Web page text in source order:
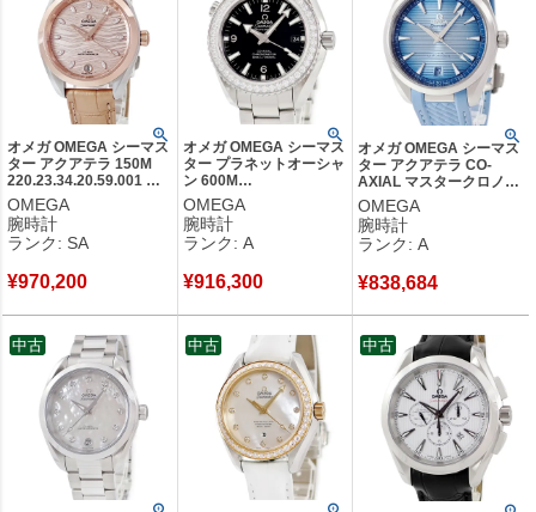
オメガ OMEGA シーマス
ター アクアテラ 150M
220.23.34.20.59.001 新
品同様 K18RG×SS 純正
ダイヤ レディース 腕時
計自動巻き ピンク 【中
古】新品同様品
OMEGA
腕時計
ランク: SA
¥970,200
オメガ OMEGA シーマス
ター プラネットオーシャ
ン 600M
232.15.42.21.01.001 OH
済 純正ダイヤ デイト メ
ンズ 腕時計自動巻き ブ
ラック 【中古】中古美品
OMEGA
腕時計
ランク: A
¥916,300
オメガ OMEGA シーマス
ター アクアテラ CO-
AXIAL マスタークロノメ
ーター 150M
220.12.41.21.03.008 水
色 メンズ 腕時計自動巻き
ブルー 【中古】中古美品
OMEGA
腕時計
ランク: A
¥838,684
中古 中古 中古